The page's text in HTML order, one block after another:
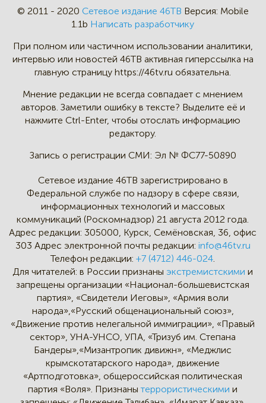
© 2011 - 2020 Сетевое издание 46ТВ Версия: Mobile
1.1b Написать разработчику
При полном или частичном использовании аналитики,
интервью или новостей 46TB активная гиперссылка на
главную страницу https://46tv.ru обязательна.
Мнение редакции не всегда совпадает с мнением
авторов. Заметили ошибку в тексте? Выделите её и
нажмите Ctrl-Enter, чтобы отослать информацию
редактору.
Запись о регистрации СМИ: Эл № ФС77-50890
Сетевое издание 46ТВ зарегистрировано в
Федеральной службе по надзору в сфере связи,
информационных технологий и массовых
коммуникаций (Роскомнадзор) 21 августа 2012 года.
Адрес редакции: 305000, Курск, Семёновская, 36, офис
303 Адрес электронной почты редакции: info@46tv.ru
Телефон редакции: +7 (4712) 446-024.
Для читателей: в России признаныэкстремистскими и
запрещены организации «Национал-большевистская
партия», «Свидетели Иеговы», «Армия воли
народа»,«Русский общенациональный союз»,
«Движение против нелегальной иммиграции», «Правый
сектор», УНА-УНСО, УПА, «Тризуб им. Степана
Бандеры»,«Мизантропик дивижн», «Меджлис
крымскотатарского народа», движение
«Артподготовка», общероссийская политическая
партия «Воля». Признанытеррористическими и